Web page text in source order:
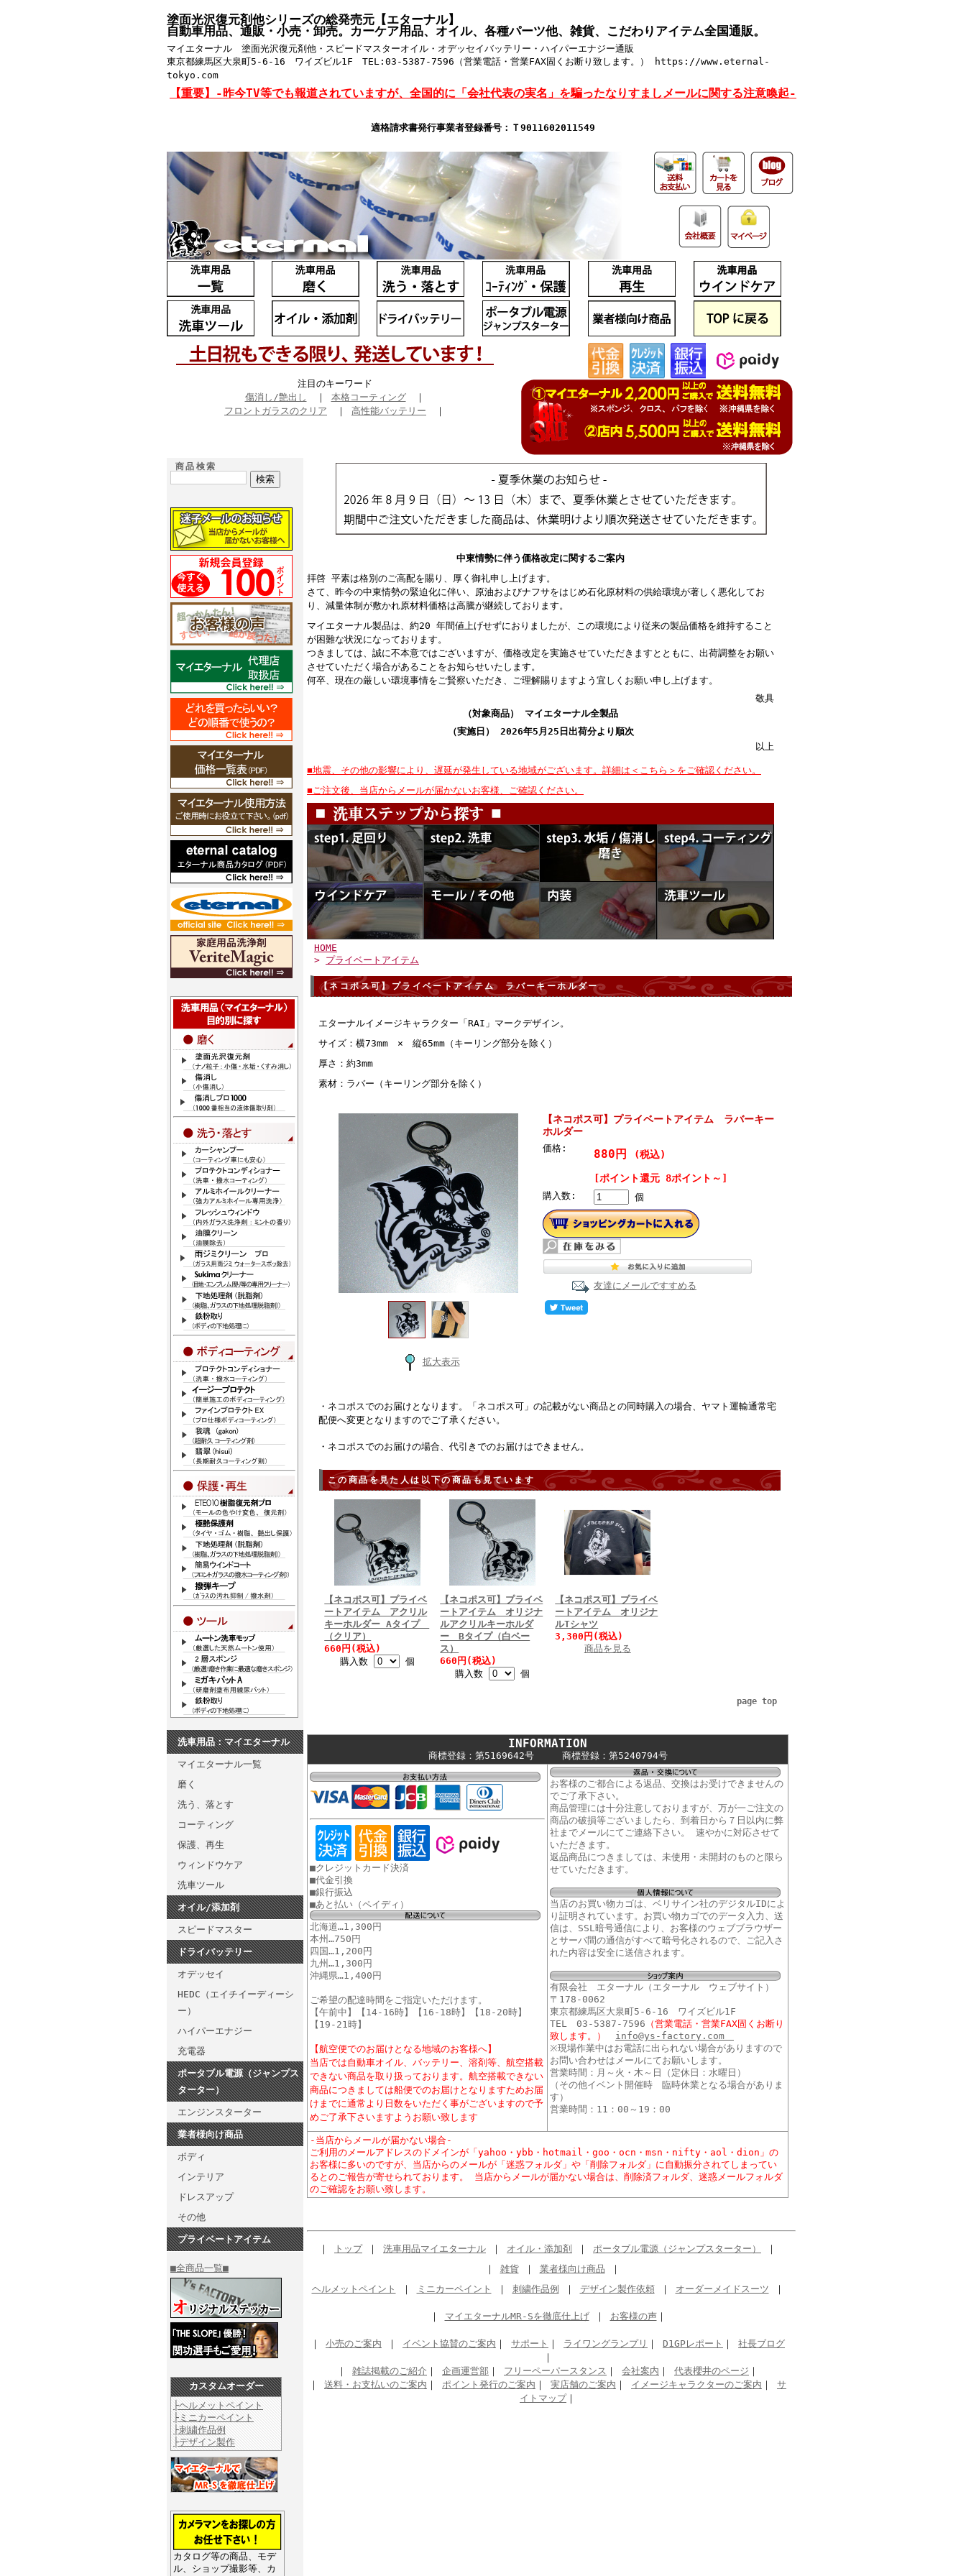
塗面光沢復元剤他シリーズの総発売元【エターナル】
自動車用品、通販・小売・卸売。カーケア用品、オイル、各種パーツ他、雑貨、こだわりアイテム全国通販。
マイエターナル 塗面光沢復元剤他・スピードマスターオイル・オデッセイバッテリー・ハイパーエナジー通販
東京都練馬区大泉町5-6-16 ワイズビル1F TEL:03-5387-7596（営業電話・営業FAX固くお断り致します。） https://www.eternal-
tokyo.com
【重要】-昨今TV等でも報道されていますが、全国的に「会社代表の実名」を騙ったなりすましメールに関する注意喚起-
適格請求書発行事業者登録番号：Ｔ9011602011549
注目のキーワード
傷消し/艶出し ｜ 本格コーティング｜
フロントガラスのクリア ｜ 高性能バッテリー ｜
商品検索
洗車用品：マイエターナル
マイエターナル一覧
磨く
洗う、落とす
コーティング
保護、再生
ウィンドウケア
洗車ツール
オイル/添加剤
スピードマスター
ドライバッテリー
オデッセイ
HEDC（エイチイーディーシ
ー）
ハイパーエナジー
充電器
ポータブル電源（ジャンプス
ターター）
エンジンスターター
業者様向け商品
ボディ
インテリア
ドレスアップ
その他
プライベートアイテム
■全商品一覧■
カスタムオーダー
├ヘルメットペイント
├ミニカーペイント
├刺繍作品例
├デザイン製作
カタログ等の商品、モデ
ル、ショップ撮影等、カ
中東情勢に伴う価格改定に関するご案内
拝啓 平素は格別のご高配を賜り、厚く御礼申し上げます。
さて、昨今の中東情勢の緊迫化に伴い、原油およびナフサをはじめ石化原材料の供給環境が著しく悪化してお
り、減量体制が敷かれ原材料価格は高騰が継続しております。
マイエターナル製品は、約20 年間値上げせずにおりましたが、この環境により従来の製品価格を維持すること
が困難な状況になっております。
つきましては、誠に不本意ではございますが、価格改定を実施させていただきますとともに、出荷調整をお願い
させていただく場合があることをお知らせいたします。
何卒、現在の厳しい環境事情をご賢察いただき、ご理解賜りますよう宜しくお願い申し上げます。
敬具
（対象商品） マイエターナル全製品
（実施日） 2026年5月25日出荷分より順次
以上
■地震、その他の影響により、遅延が発生している地域がございます。詳細は＜こちら＞をご確認ください。
■ご注文後、当店からメールが届かないお客様、ご確認ください。
HOME
> プライベートアイテム
【ネコポス可】プライベートアイテム ラバーキーホルダー
エターナルイメージキャラクター「RAI」マークデザイン。
サイズ：横73mm × 縦65mm（キーリング部分を除く）
厚さ：約3mm
素材：ラバー（キーリング部分を除く）
拡大表示
【ネコポス可】プライベートアイテム ラバーキー
ホルダー
価格: 880円 (税込)
[ポイント還元 8ポイント～]
購入数: 個
友達にメールですすめる
・ネコポスでのお届けとなります。「ネコポス可」の記載がない商品との同時購入の場合、ヤマト運輸通常宅
配便へ変更となりますのでご了承ください。
・ネコポスでのお届けの場合、代引きでのお届けはできません。
この商品を見た人は以下の商品も見ています
【ネコポス可】プライベ
ートアイテム アクリル
キーホルダー Aタイプ
（クリア）
660円(税込)
購入数
個
【ネコポス可】プライベ
ートアイテム オリジナ
ルアクリルキーホルダ
ー Bタイプ（白ベー
ス）
660円(税込)
購入数
個
【ネコポス可】プライベ
ートアイテム オリジナ
ルTシャツ
3,300円(税込)
商品を見る
page top
INFORMATION
商標登録：第5169642号 商標登録：第5240794号
■クレジットカード決済
■代金引換
■銀行振込
■あと払い（ペイディ）
北海道…1,300円
本州…750円
四国…1,200円
九州…1,300円
沖縄県…1,400円
ご希望の配達時間をご指定いただけます。
【午前中】【14-16時】【16-18時】【18-20時】
【19-21時】
【航空便でのお届けとなる地域のお客様へ】
当店では自動車オイル、バッテリー、溶剤等、航空搭載
できない商品を取り扱っております。航空搭載できない
商品につきましては船便でのお届けとなりますためお届
けまでに通常より日数をいただく事がございますので予
めご了承下さいますようお願い致します
お客様のご都合による返品、交換はお受けできませんの
でご了承下さい。
商品管理には十分注意しておりますが、万が一ご注文の
商品の破損等ございましたら、到着日から７日以内に弊
社までメールにてご連絡下さい。 速やかに対応させて
いただきます。
返品商品につきましては、未使用・未開封のものと限ら
せていただきます。
当店のお買い物カゴは、ベリサイン社のデジタルIDによ
り証明されています。お買い物カゴでのデータ入力、送
信は、SSL暗号通信により、お客様のウェブブラウザー
とサーバ間の通信がすべて暗号化されるので、ご記入さ
れた内容は安全に送信されます。
有限会社 エターナル（エターナル ウェブサイト）
〒178-0062
東京都練馬区大泉町5-6-16 ワイズビル1F
TEL 03-5387-7596 （営業電話・営業FAX固くお断り
致します。）
info@ys-factory.com
※現場作業中はお電話に出られない場合がありますので
お問い合わせはメールにてお願いします。
営業時間：月～火・木～日（定休日：水曜日）
（その他イベント開催時 臨時休業となる場合がありま
す）
営業時間：11：00～19：00
-当店からメールが届かない場合-
ご利用のメールアドレスのドメインが「yahoo・ybb・hotmail・goo・ocn・msn・nifty・aol・dion」の
お客様に多いのですが、当店からのメールが「迷惑フォルダ」や「削除フォルダ」に自動振分されてしまってい
るとのご報告が寄せられております。 当店からメールが届かない場合は、削除済フォルダ、迷惑メールフォルダ
のご確認をお願い致します。
｜ トップ｜ 洗車用品マイエターナル ｜ オイル・添加剤 ｜ ポータブル電源（ジャンプスターター）
｜
｜ 雑貨｜ 業者様向け商品 ｜
ヘルメットペイント
｜ ミニカーペイント ｜ 刺繍作品例 ｜ デザイン製作依頼｜ オーダーメイドスーツ ｜
｜ マイエターナルMR-Sを徹底仕上げ｜ お客様の声｜
｜ 小売のご案内 ｜ イベント協賛のご案内 ｜ サポート ｜ ライワングランプリ ｜ D1GPレポート ｜ 社長ブログ
｜
｜ 雑誌掲載のご紹介 ｜ 企画運営部 ｜ フリーペーパースタンス ｜ 会社案内 ｜ 代表櫻井のページ ｜
｜ 送料・お支払いのご案内 ｜ ポイント発行のご案内 ｜ 実店舗のご案内 ｜ イメージキャラクターのご案内 ｜ サ
イトマップ｜